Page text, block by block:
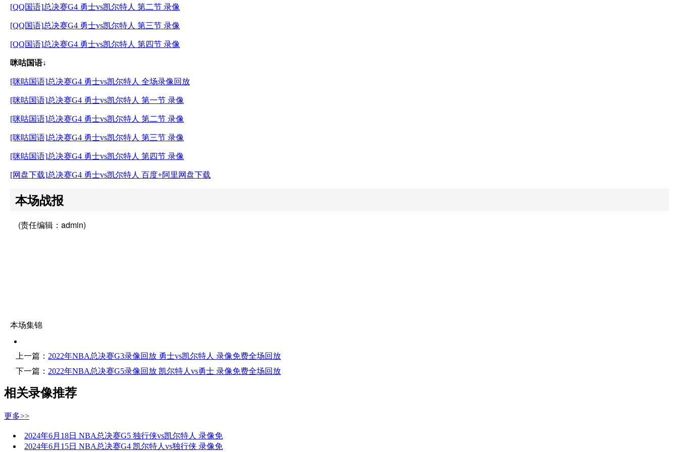
[QQ国语]总决赛G4 勇士vs凯尔特人 第二节 录像
[QQ国语]总决赛G4 勇士vs凯尔特人 第三节 录像
[QQ国语]总决赛G4 勇士vs凯尔特人 第四节 录像
咪咕国语↓
[咪咕国语]总决赛G4 勇士vs凯尔特人 全场录像回放
[咪咕国语]总决赛G4 勇士vs凯尔特人 第一节 录像
[咪咕国语]总决赛G4 勇士vs凯尔特人 第二节 录像
[咪咕国语]总决赛G4 勇士vs凯尔特人 第三节 录像
[咪咕国语]总决赛G4 勇士vs凯尔特人 第四节 录像
[网盘下载]总决赛G4 勇士vs凯尔特人 百度+阿里网盘下载
本场战报
(责任编辑：admin)
本场集锦
上一篇： 2022年NBA总决赛G3录像回放 勇士vs凯尔特人 录像免费全场回放
下一篇： 2022年NBA总决赛G5录像回放 凯尔特人vs勇士 录像免费全场回放
相关录像推荐
更多>>
2024年6月18日 NBA总决赛G5 独行侠vs凯尔特人 录像免
2024年6月15日 NBA总决赛G4 凯尔特人vs独行侠 录像免